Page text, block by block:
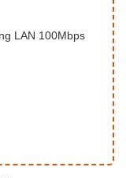
LAN 100Mbps